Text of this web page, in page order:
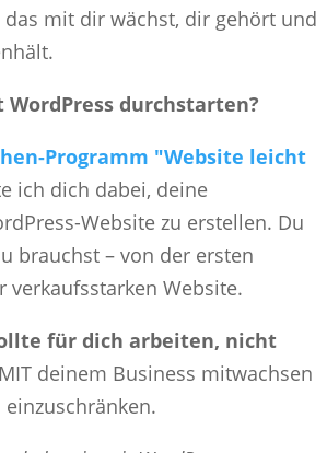
das mit dir wächst, dir gehört und
durchstarten?
Programm "Website leicht
ich dich dabei, deine
Website zu erstellen. Du
brauchst – von der ersten
verkaufsstarken Website.
für dich arbeiten, nicht
deinem Business mitwachsen